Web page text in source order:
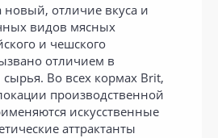
новый, отличие вкуса и
видов мясных
и чешского
отличием в
Во всех кормах Brit,
производственной
искусственные
аттрактанты